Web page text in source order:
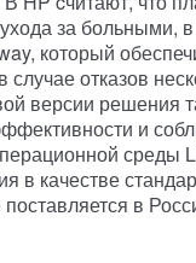
за больными, в
который
отказов
версии решения
и
среды
в качестве
в